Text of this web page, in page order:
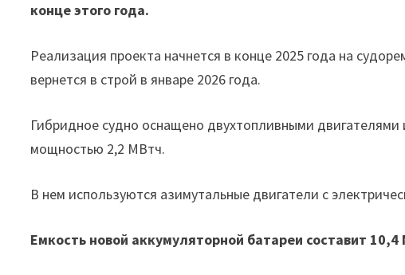
конце этого года.
Реализация проекта начнется в конце 2025 года на
вернется в строй в январе 2026 года.
Гибридное судно оснащено двухтопливными
мощностью 2,2 МВтч.
В нем используются азимутальные двигатели с
Емкость новой аккумуляторной батареи составит 10,4